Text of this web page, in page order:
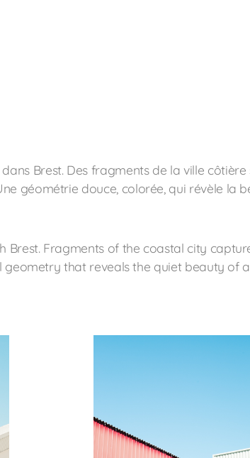
Brest. Des fragments de la ville
géométrie douce, colorée, qui révèle la
Brest. Fragments of the coastal city
geometry that reveals the quiet beauty of